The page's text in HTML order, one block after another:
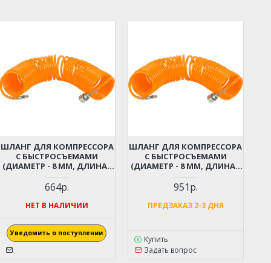
ШЛАНГ ДЛЯ КОМПРЕССОРА
С БЫСТРОСЪЕМАМИ
(ДИАМЕТР - 8 ММ, ДЛИНА -
664р.
НЕТ В НАЛИЧИИ
Уведомить о поступлении
ШЛАНГ ДЛЯ КОМПРЕССОРА
С БЫСТРОСЪЕМАМИ
(ДИАМЕТР - 8 ММ, ДЛИНА -
951р.
ПРЕДЗАКАЗ 2-3 ДНЯ
Купить
Задать вопрос